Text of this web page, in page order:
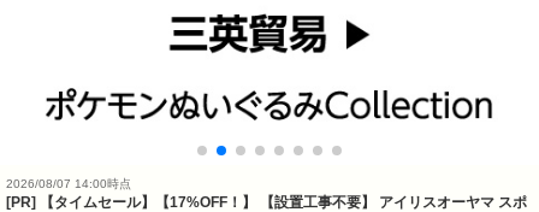
2026/08/07 14:00時点
[PR] 【タイムセール】【17%OFF！】 【設置工事不要】 アイリスオーヤマ スポ